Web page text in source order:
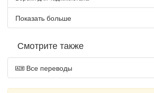
Показать больше
Смотрите также
Все переводы